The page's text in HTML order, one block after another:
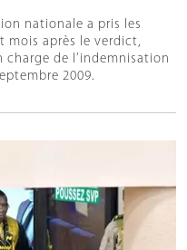
nationale a pris les
mois après le verdict,
charge de l’indemnisation
2009.